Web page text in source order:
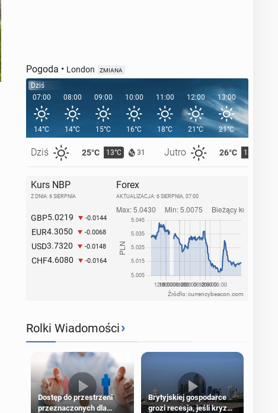
Pogoda • London ZMIANA
Dziś
07:00
14°C
Dziś 25°C 13°C 31 Jutro 26°C 13°C
08:00
14°C
09:00
15°C
10:00
16°C
11:00
18°C
12:00
21°C
13:00
21°C
14:00
Kurs NBP
Z DNIA: 6 SIERPNIA
GBP5.0219 -0.0144
EUR4.3050 -0.0068
USD3.7320 -0.0148
CHF4.6080 -0.0164
Forex
AKTUALIZACJA: 6 SIERPNIA, 07:00
Źródło: currencybeacon.com
Rolki Wiadomości›
Dostęp do przestrzeni
przeznaczonych dla
Brytyjskiej gospodarce
grozi recesja, jeśli kryzys